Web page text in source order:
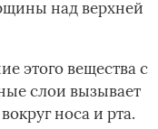
над верхней
этого вещества с
слои вызывает
носа и рта.